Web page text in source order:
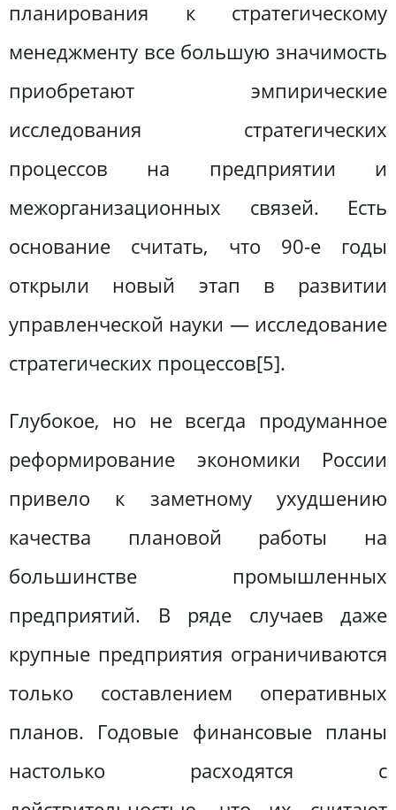
планирования к стратегическому
менеджменту все большую значимость
приобретают эмпирические
исследования стратегических
процессов на предприятии и
межорганизационных связей. Есть
основание считать, что 90-е годы
открыли новый этап в развитии
управленческой науки — исследование
стратегических процессов[5].
Глубокое, но не всегда продуманное
реформирование экономики России
привело к заметному ухудшению
качества плановой работы на
большинстве промышленных
предприятий. В ряде случаев даже
крупные предприятия ограничиваются
только составлением оперативных
планов. Годовые финансовые планы
настолько расходятся с